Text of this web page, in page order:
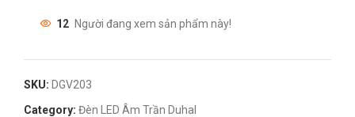
12 Người đang xem sản phẩm này!
SKU: DGV203
Category: Đèn LED Âm Trần Duhal